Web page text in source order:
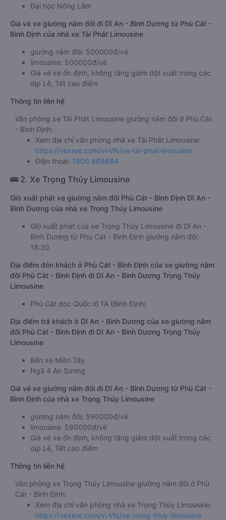
Đại học Nông Lâm
Giá vé xe giường nằm đôi đi Dĩ An - Bình Dương từ Phù Cát -
Bình Định của nhà xe Tài Phát Limousine
giường nằm đôi: 500000đ/vé
limousine: 500000đ/vé
Giá vé xe ổn định, không tăng giảm đột xuất trong các
dịp Lễ, Tết cao điểm
Thông tin liên hệ
Văn phòng xe Tài Phát Limousine giường nằm đôi ở Phù Cát
- Bình Định:
Xem địa chỉ văn phòng nhà xe Tài Phát Limousine:
https://vexere.com/vi-VN/xe-tai-phat-limousine
Điện thoại: 1900 888684
🚌 2. Xe Trọng Thủy Limousine
Giờ xuất phát xe giường nằm đôi Phù Cát - Bình Định Dĩ An -
Bình Dương của nhà xe Trọng Thủy Limousine
Giờ xuất phát của xe Trọng Thủy Limousine đi Dĩ An -
Bình Dương từ Phù Cát - Bình Định giường nằm đôi:
18:30
Địa điểm đón khách ở Phù Cát - Bình Định của xe giường nằm
đôi Phù Cát - Bình Định đi Dĩ An - Bình Dương Trọng Thủy
Limousine
Phù Cát dọc Quốc lộ 1A (Bình Định)
Địa điểm trả khách ở Dĩ An - Bình Dương của xe giường nằm
đôi Phù Cát - Bình Định đi Dĩ An - Bình Dương Trọng Thủy
Limousine
Bến xe Miền Tây
Ngã 4 An Sương
Giá vé xe giường nằm đôi đi Dĩ An - Bình Dương từ Phù Cát -
Bình Định của nhà xe Trọng Thủy Limousine
giường nằm đôi: 590000đ/vé
limousine: 590000đ/vé
Giá vé xe ổn định, không tăng giảm đột xuất trong các
dịp Lễ, Tết cao điểm
Thông tin liên hệ
Văn phòng xe Trọng Thủy Limousine giường nằm đôi ở Phù
Cát - Bình Định:
Xem địa chỉ văn phòng nhà xe Trọng Thủy Limousine:
https://vexere.com/vi-VN/xe-trong-thuy-limousine